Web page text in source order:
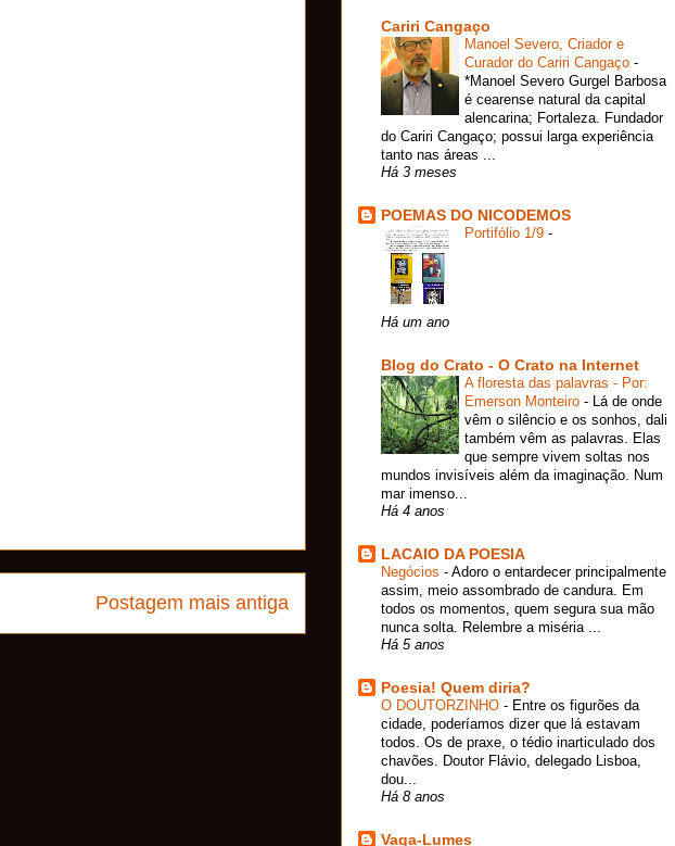
Postagem mais antiga
Cariri Cangaço
Manoel Severo, Criador e
Curador do Cariri Cangaço -
*Manoel Severo Gurgel Barbosa
é cearense natural da capital
alencarina; Fortaleza. Fundador
do Cariri Cangaço; possui larga experiência
tanto nas áreas ...
Há 3 meses
POEMAS DO NICODEMOS
Portifólio 1/9 -
Há um ano
Blog do Crato - O Crato na Internet
A floresta das palavras - Por:
Emerson Monteiro - Lá de onde
vêm o silêncio e os sonhos, dali
também vêm as palavras. Elas
que sempre vivem soltas nos
mundos invisíveis além da imaginação. Num
mar imenso...
Há 4 anos
LACAIO DA POESIA
Negócios - Adoro o entardecer principalmente
assim, meio assombrado de candura. Em
todos os momentos, quem segura sua mão
nunca solta. Relembre a miséria ...
Há 5 anos
Poesia! Quem diria?
O DOUTORZINHO - Entre os figurões da
cidade, poderíamos dizer que lá estavam
todos. Os de praxe, o tédio inarticulado dos
chavões. Doutor Flávio, delegado Lisboa,
dou...
Há 8 anos
Vaga-Lumes